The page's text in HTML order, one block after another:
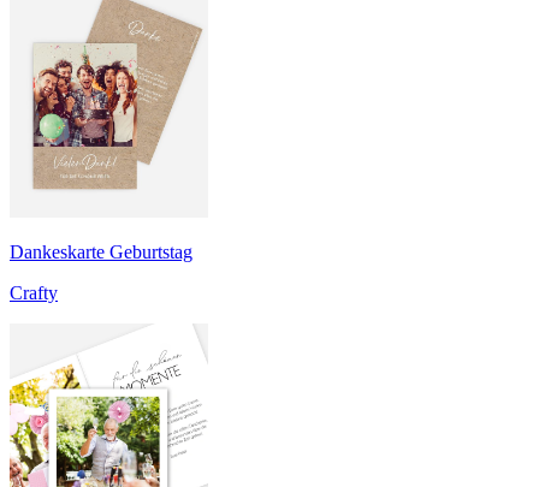
Dankeskarte Geburtstag
Crafty